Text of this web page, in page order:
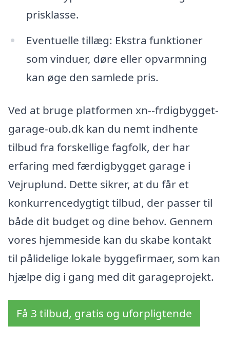
prisklasse.
Eventuelle tillæg: Ekstra funktioner
som vinduer, døre eller opvarmning
kan øge den samlede pris.
Ved at bruge platformen xn--frdigbygget-
garage-oub.dk kan du nemt indhente
tilbud fra forskellige fagfolk, der har
erfaring med færdigbygget garage i
Vejruplund. Dette sikrer, at du får et
konkurrencedygtigt tilbud, der passer til
både dit budget og dine behov. Gennem
vores hjemmeside kan du skabe kontakt
til pålidelige lokale byggefirmaer, som kan
hjælpe dig i gang med dit garageprojekt.
Få 3 tilbud, gratis og uforpligtende